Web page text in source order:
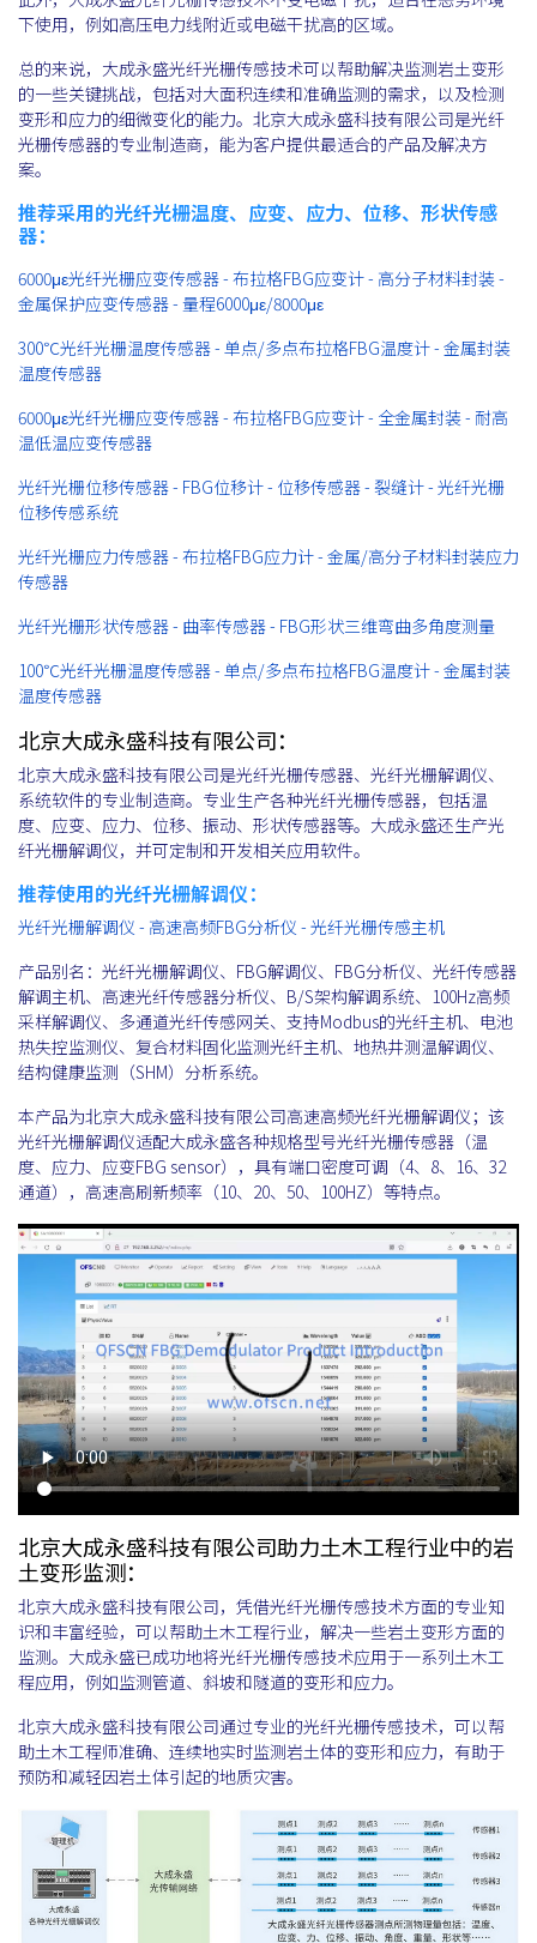
下使用，例如高压电力线附近或电磁干扰高的区域。
总的来说，大成永盛光纤光栅传感技术可以帮助解决监测岩土变形
的一些关键挑战，包括对大面积连续和准确监测的需求，以及检测
变形和应力的细微变化的能力。北京大成永盛科技有限公司是光纤
光栅传感器的专业制造商，能为客户提供最适合的产品及解决方
案。
推荐采用的光纤光栅温度、应变、应力、位移、形状传感
器：
6000με光纤光栅应变传感器 - 布拉格FBG应变计 - 高分子材料封装 -
金属保护应变传感器 - 量程6000με/8000με
300℃光纤光栅温度传感器 - 单点/多点布拉格FBG温度计 - 金属封装
温度传感器
6000με光纤光栅应变传感器 - 布拉格FBG应变计 - 全金属封装 - 耐高
温低温应变传感器
光纤光栅位移传感器 - FBG位移计 - 位移传感器 - 裂缝计 - 光纤光栅
位移传感系统
光纤光栅应力传感器 - 布拉格FBG应力计 - 金属/高分子材料封装应力
传感器
光纤光栅形状传感器 - 曲率传感器 - FBG形状三维弯曲多角度测量
100℃光纤光栅温度传感器 - 单点/多点布拉格FBG温度计 - 金属封装
温度传感器
北京大成永盛科技有限公司：
北京大成永盛科技有限公司是光纤光栅传感器、光纤光栅解调仪、
系统软件的专业制造商。专业生产各种光纤光栅传感器，包括温
度、应变、应力、位移、振动、形状传感器等。大成永盛还生产光
纤光栅解调仪，并可定制和开发相关应用软件。
推荐使用的光纤光栅解调仪：
光纤光栅解调仪 - 高速高频FBG分析仪 - 光纤光栅传感主机
产品别名：光纤光栅解调仪、FBG解调仪、FBG分析仪、光纤传感器
解调主机、高速光纤传感器分析仪、B/S架构解调系统、100Hz高频
采样解调仪、多通道光纤传感网关、支持Modbus的光纤主机、电池
热失控监测仪、复合材料固化监测光纤主机、地热井测温解调仪、
结构健康监测（SHM）分析系统。
本产品为北京大成永盛科技有限公司高速高频光纤光栅解调仪；该
光纤光栅解调仪适配大成永盛各种规格型号光纤光栅传感器（温
度、应力、应变FBG sensor），具有端口密度可调（4、8、16、32
通道），高速高刷新频率（10、20、50、100HZ）等特点。
北京大成永盛科技有限公司助力土木工程行业中的岩
土变形监测：
北京大成永盛科技有限公司，凭借光纤光栅传感技术方面的专业知
识和丰富经验，可以帮助土木工程行业，解决一些岩土变形方面的
监测。大成永盛已成功地将光纤光栅传感技术应用于一系列土木工
程应用，例如监测管道、斜坡和隧道的变形和应力。
北京大成永盛科技有限公司通过专业的光纤光栅传感技术，可以帮
助土木工程师准确、连续地实时监测岩土体的变形和应力，有助于
预防和减轻因岩土体引起的地质灾害。